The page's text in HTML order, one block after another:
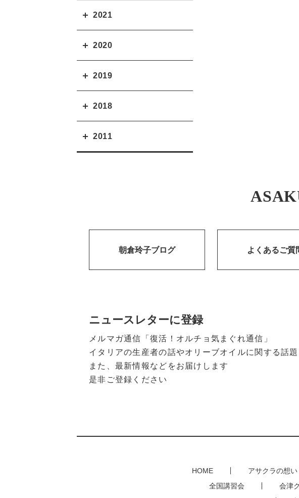
2021
2020
2019
2018
2011
朝倉玲子ブログ よくあるご質
ニュースレターに登録
メルマガ通信「復活！オルチョ気まぐれ通信」
イタリアの生産者の話やオリーブオイルに関する話題
また、最新情報などをお届けします
是非ご登録ください
HOME アサクラの想い
全国講習会
会津